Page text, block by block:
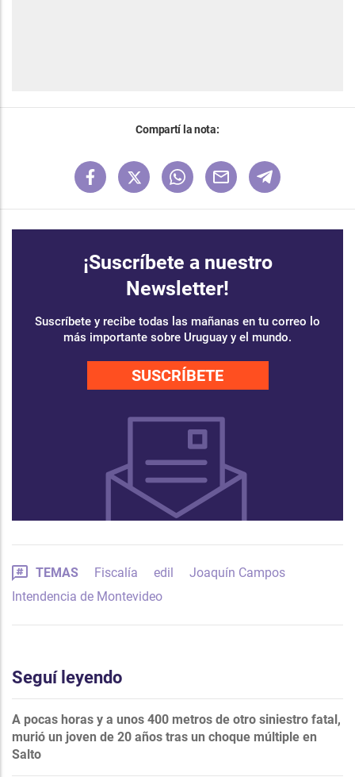
Compartí la nota:
¡Suscríbete a nuestro
Newsletter!
Suscríbete y recibe todas las mañanas en tu correo lo
más importante sobre Uruguay y el mundo.
SUSCRÍBETE
TEMAS Fiscalía edil
Joaquín Campos
Intendencia de Montevideo
Seguí leyendo
A pocas horas y a unos 400 metros de otro siniestro fatal,
murió un joven de 20 años tras un choque múltiple en
Salto